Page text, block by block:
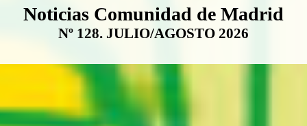
Boletín Noticias Comunidad de
Noticias Comunidad de Madrid
Nº 128. JULIO/AGOSTO 2026